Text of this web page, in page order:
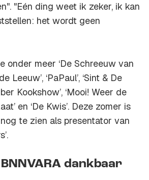
"Eén ding weet ik zeker, ik kan
het wordt geen
onder meer ‘De Schreeuw van
Leeuw’, ‘PaPaul’, ‘Sint & De
Kookshow’, ‘Mooi! Weer de
en ‘De Kwis’. Deze zomer is
te zien als presentator van
dankbaar